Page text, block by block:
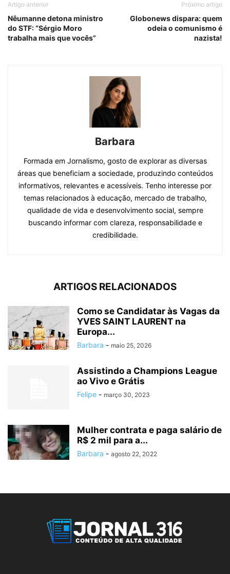
Artigo anterior
Nêumanne detona ministro
do STF: “Sérgio Moro
trabalha mais que vocês”
Próximo artigo
Globonews dispara: quem
odeia o comunismo é
nazista!
Barbara
Formada em Jornalismo, gosto de explorar as diversas
áreas que beneficiam a sociedade, produzindo conteúdos
informativos, relevantes e acessíveis. Tenho interesse por
temas relacionados à educação, mercado de trabalho,
qualidade de vida e desenvolvimento social, sempre
buscando informar com clareza, responsabilidade e
credibilidade.
ARTIGOS RELACIONADOS
Como se Candidatar às Vagas da
YVES SAINT LAURENT na
Europa...
Barbara - maio 25, 2026
Assistindo a Champions League
ao Vivo e Grátis
Felipe - março 30, 2023
Mulher contrata e paga salário de
R$ 2 mil para a...
Barbara - agosto 22, 2022